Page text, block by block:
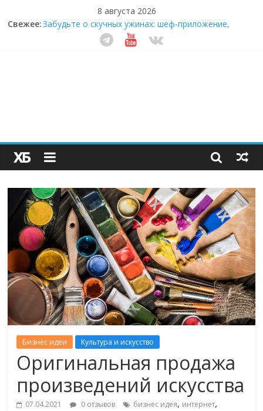
8 августа 2026
Свежее:Забудьте о скучных ужинах: шеф-приложение,
которое видит вашу еду насквозь
Небо зовёт: как бизнес на полётах дронов и
Секрет супергидратации: почему кокосовая вода с
пребиотиками становится главным трендом
здорового питания
Бизнес идеи Культура и искусство
Оригинальная продажа
произведений искусства
07.04.2021 0 отзывов бизнес идея, интернет,